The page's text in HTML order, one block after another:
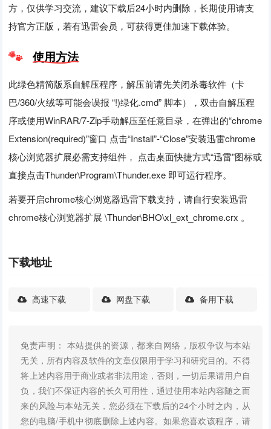
方，仅供学习交流，建议下载后24小时内删除，长期使用请支
持官方正版，若有迅雷会员，可获得更佳加速下载体验。
使用方法
此绿色精简版系自解压程序，解压前请先关闭杀毒软件（卡
巴/360/火绒等可能会误报 “!)绿化.cmd” 脚本），双击自解压程
序或使用WinRAR/7-Zip手动解压至任意目录，在弹出的“chrome
Extension(required)”窗口 点击“Install”-“Close”安装迅雷chrome
核心浏览器扩展必需支持组件， 点击桌面快捷方式“迅雷”图标或
直接点击Thunder\Program\Thunder.exe 即可运行程序。
若要开启chrome核心浏览器迅雷下载支持，请自行安装迅雷
chrome核心浏览器扩展 \Thunder\BHO\xl_ext_chrome.crx 。
下载地址
高速下载 网盘下载 备用下载
免责声明： 本站提供的资源，都来自网络，版权争议与本站
无关，所有内容及软件的文章仅限用于学习和研究目的。不得
将上述内容用于商业或者非法用途，否则，一切后果请用户自
负，我们不保证内容的长久可用性，通过使用本站内容随之而
来的风险与本站无关，您必须在下载后的24个小时之内，从
您的电脑/手机中彻底删除上述内容。如果您喜欢该程序，请